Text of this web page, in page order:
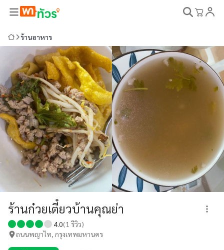
ร้านอาหาร
ร้านก๋วยเตี๋ยวบ้านคุณย่า
4.0(1 รีวิว)
ถนนพญาไท, กรุงเทพมหานคร